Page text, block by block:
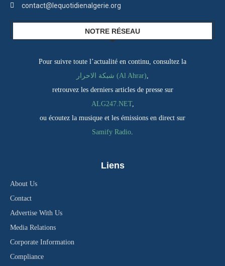
contact@lequotidienalgerie.org
NOTRE RÉSEAU
Pour suivre toute l’actualité en continu, consultez la
شبكة الاحرار (Al Ahrar),
retrouvez les derniers articles de presse sur
ALG247.NET,
ou écoutez la musique et les émissions en direct sur
Samify Radio.
Liens
About Us
Contact
Advertise With Us
Media Relations
Corporate Information
Compliance